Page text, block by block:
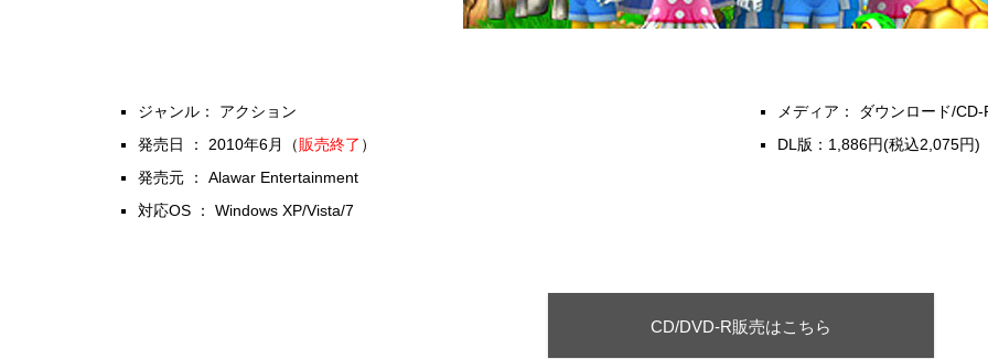
ジャンル： アクション
発売日 ： 2010年6月（販売終了 ）
発売元 ： Alawar Entertainment
対応OS ： Windows XP/Vista/7
メディア： ダウンロード/CD-
DL版：1,886円(税込2,075円)
CD/DVD-R販売はこちら